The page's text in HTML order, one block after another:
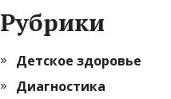
Рубрики
Детское здоровье
Диагностика